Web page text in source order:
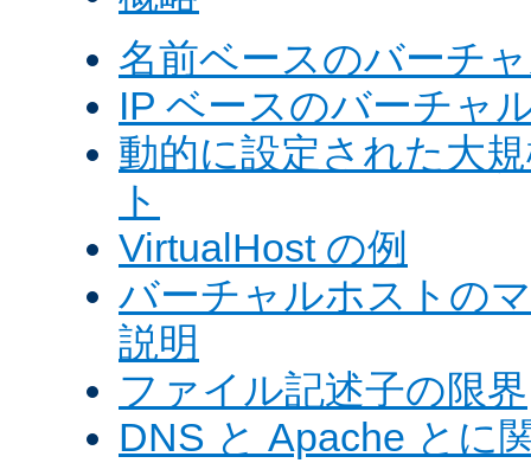
名前ベースのバーチ
IP ベースのバーチャ
動的に設定された大
ト
VirtualHost の例
バーチャルホストの
説明
ファイル記述子の限界
DNS と Apache とに